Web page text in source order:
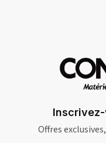
Offres